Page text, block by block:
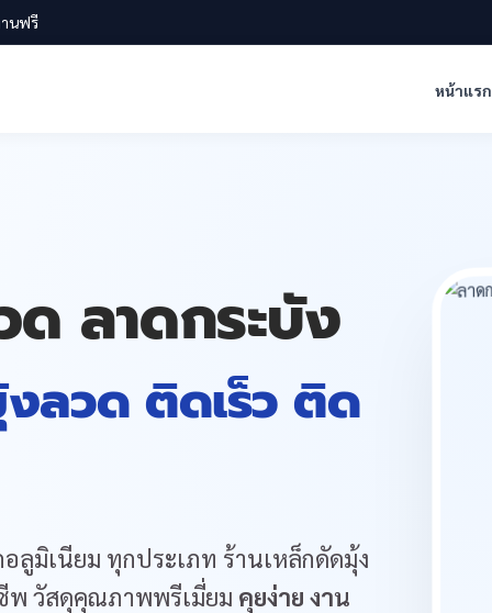
านฟรี
หน้าแรก
ลาดกระบัง
ลวด ติดเร็ว ติด
ลูมิเนียม ทุกประเภท ร้านเหล็กดัดมุ้ง
พ วัสดุคุณภาพพรีเมี่ยม คุยง่าย งาน